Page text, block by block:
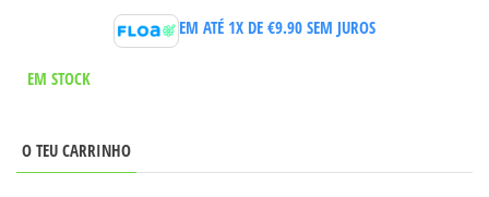
EM ATÉ 1X DE €9.90 SEM JUROS
EM STOCK
O TEU CARRINHO